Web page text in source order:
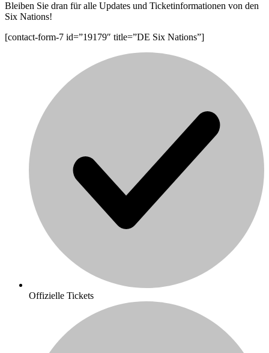
Bleiben Sie dran für alle Updates und Ticketinformationen von den
Six Nations!
[contact-form-7 id=”19179″ title=”DE Six Nations”]
Offizielle Tickets